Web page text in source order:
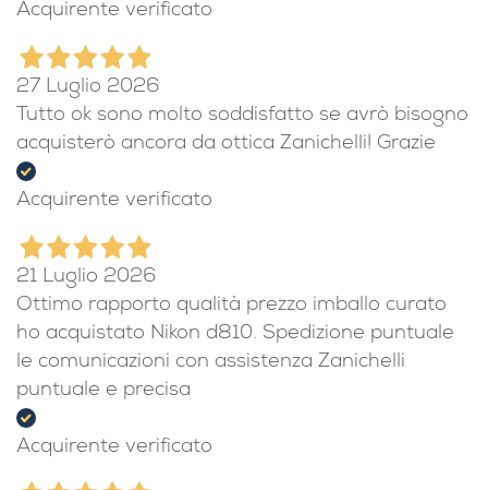
Acquirente verificato
27 Luglio 2026
Tutto ok sono molto soddisfatto se avrò bisogno
acquisterò ancora da ottica Zanichelli! Grazie
Acquirente verificato
21 Luglio 2026
Ottimo rapporto qualità prezzo imballo curato
ho acquistato Nikon d810. Spedizione puntuale
le comunicazioni con assistenza Zanichelli
puntuale e precisa
Acquirente verificato